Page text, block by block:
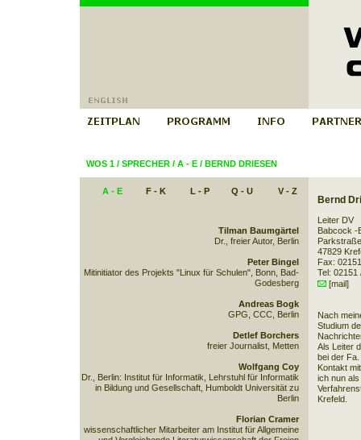
WOS 1/ SPRECHER/ A - E/ BERND DRIESEN
A - E F - K L - P Q - U V - Z
Bernd
Leiter DV
Babcock -
47829
Fax:
Tel: 02151
[mail]
Nach
Studium
Als Leiter
bei der
Kontakt
ich nun
Krefeld.
Tilman Baumgärtel
Dr., freier Autor, Berlin
Peter Bingel
Mitinitiator des Projekts "Linux für Schulen", Bonn, Bad-
Godesberg
Andreas Bogk
GPG, CCC, Berlin
Detlef Borchers
freier Journalist, Metten
Wolfgang Coy
Dr., Berlin: Institut für Informatik, Lehrstuhl für Informatik
in Bildung und Gesellschaft, Humboldt Universität zu
Berlin
Florian Cramer
wissenschaftlicher Mitarbeiter am Institut für Allgemeine